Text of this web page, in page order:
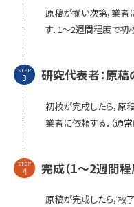
原稿が揃い次第，業
す．1〜2週間程度で初
STEP
3 研究代表者：原稿
初校が完成したら，原
業者に依頼する．（通
STEP
4 完成（1〜2週間程
原稿が完成したら，校